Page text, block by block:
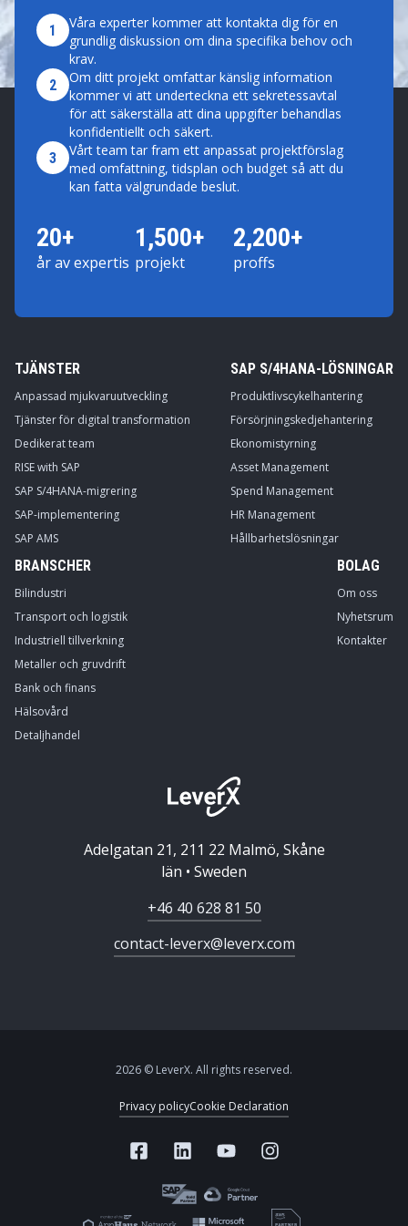
1
Våra experter kommer att kontakta dig för en
grundlig diskussion om dina specifika behov och
krav.
2
Om ditt projekt omfattar känslig information
kommer vi att underteckna ett sekretessavtal
för att säkerställa att dina uppgifter behandlas
konfidentiellt och säkert.
3
Vårt team tar fram ett anpassat projektförslag
med omfattning, tidsplan och budget så att du
kan fatta välgrundade beslut.
20+
år av expertis
1,500+
projekt
2,200+
proffs
TJÄNSTER
Anpassad mjukvaruutveckling
Tjänster för digital transformation
Dedikerat team
RISE with SAP
SAP S/4HANA-migrering
SAP-implementering
SAP AMS
SAP S/4HANA-LÖSNINGAR
Produktlivscykelhantering
Försörjningskedjehantering
Ekonomistyrning
Asset Management
Spend Management
HR Management
Hållbarhetslösningar
BRANSCHER
Bilindustri
Transport och logistik
Industriell tillverkning
Metaller och gruvdrift
Bank och finans
Hälsovård
Detaljhandel
BOLAG
Om oss
Nyhetsrum
Kontakter
Adelgatan 21, 211 22 Malmö, Skåne
län • Sweden
+46 40 628 81 50
contact-leverx@leverx.com
2026 © LeverX. All rights reserved.
Privacy policyCookie Declaration